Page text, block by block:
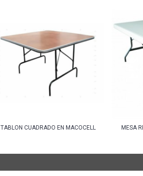
TABLON CUADRADO EN MACOCELL MESA